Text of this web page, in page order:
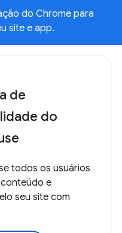
do Chrome para
site e app.
de
do
todos os usuários
e
seu site com